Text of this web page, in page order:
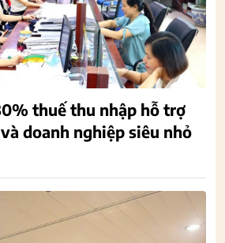
thuế thu nhập hỗ trợ
doanh nghiệp siêu nhỏ